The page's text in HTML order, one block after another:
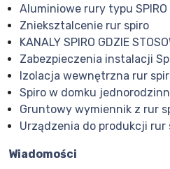
Aluminiowe rury typu SPIRO
Znieksztalcenie rur spiro
KANALY SPIRO GDZIE
Zabezpieczenia instalacji
Izolacja wewnętrzna rur
Spiro w domku
Gruntowy wymiennik z rur
Urządzenia do produkcji rur
Wiadomości